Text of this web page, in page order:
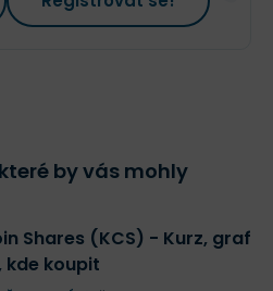
by vás mohly
(KCS) - Kurz, graf
kde koupit